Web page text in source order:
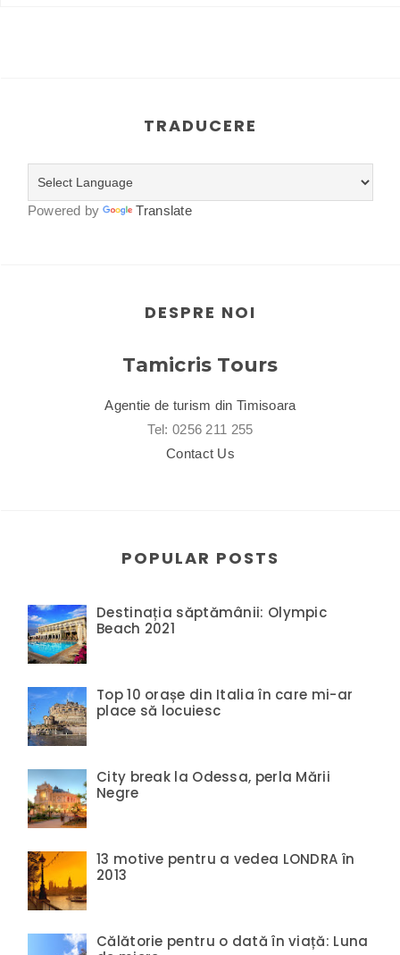
TRADUCERE
Powered by Translate
DESPRE NOI
Tamicris Tours
Agentie de turism din Timisoara
Tel: 0256 211 255
Contact Us
POPULAR POSTS
Destinația săptămânii: Olympic
Beach 2021
Top 10 orașe din Italia în care mi-ar
place să locuiesc
City break la Odessa, perla Mării
Negre
13 motive pentru a vedea LONDRA în
2013
Călătorie pentru o dată în viață: Luna